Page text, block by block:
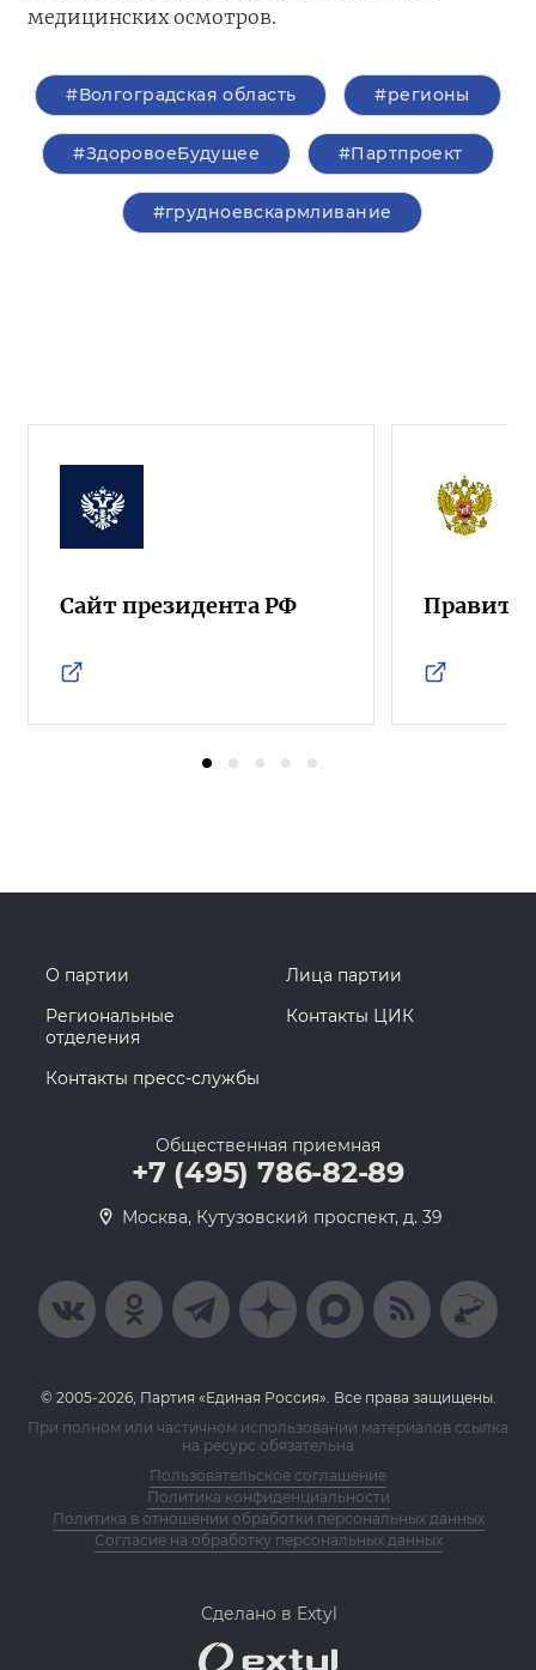
медицинских осмотров.
#Волгоградская область #регионы
#ЗдоровоеБудущее #Партпроект
#грудноевскармливание
Сайт президента РФ
О партии
Лица партии
Региональные
отделения
Контакты ЦИК
Контакты пресс-службы
Общественная приемная
+7 (495) 786-82-89
Москва, Кутузовский проспект, д. 39
© 2005-2026, Партия «Единая Россия». Все права защищены.
При полном или частичном использовании материалов ссылка
на ресурс обязательна
Пользовательское соглашение
Политика конфиденциальности
Политика в отношении обработки персональных данных
Согласие на обработку персональных данных
Сделано в Extyl